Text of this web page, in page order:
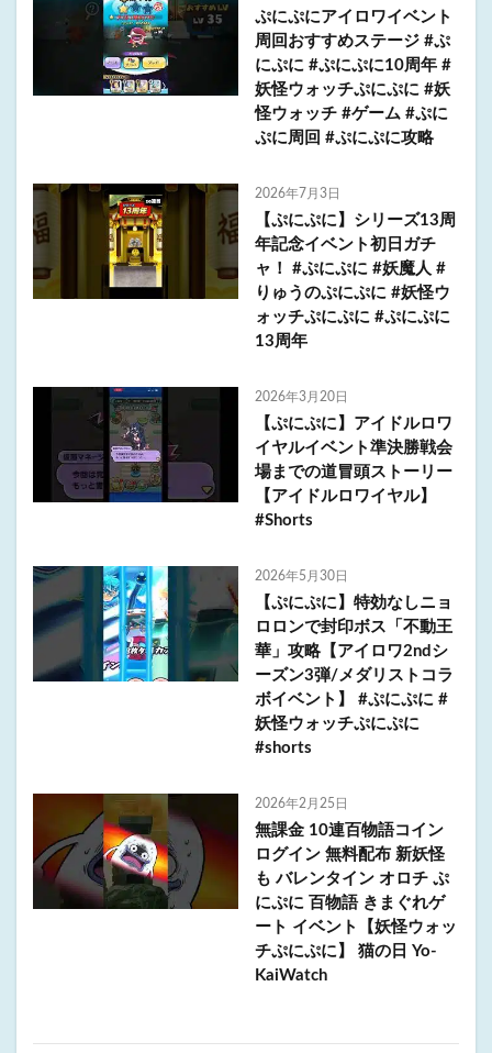
ぷにぷにアイロワイベント
周回おすすめステージ #ぷ
にぷに #ぷにぷに10周年 #
妖怪ウォッチぷにぷに #妖
怪ウォッチ #ゲーム #ぷに
ぷに周回 #ぷにぷに攻略
2026年7月3日
【ぷにぷに】シリーズ13周
年記念イベント初日ガチ
ャ！ #ぷにぷに #妖魔人 #
りゅうのぷにぷに #妖怪ウ
ォッチぷにぷに #ぷにぷに
13周年
2026年3月20日
【ぷにぷに】アイドルロワ
イヤルイベント準決勝戦会
場までの道冒頭ストーリー
【アイドルロワイヤル】
#Shorts
2026年5月30日
【ぷにぷに】特効なしニョ
ロロンで封印ボス「不動王
華」攻略【アイロワ2ndシ
ーズン3弾/メダリストコラ
ボイベント】 #ぷにぷに #
妖怪ウォッチぷにぷに
#shorts
2026年2月25日
無課金 10連百物語コイン
ログイン 無料配布 新妖怪
も バレンタイン オロチ ぷ
にぷに 百物語 きまぐれゲ
ート イベント【妖怪ウォッ
チぷにぷに】 猫の日 Yo-
KaiWatch